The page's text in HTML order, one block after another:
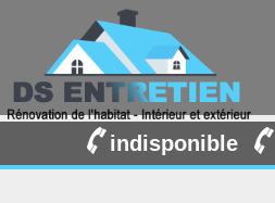
indisponible